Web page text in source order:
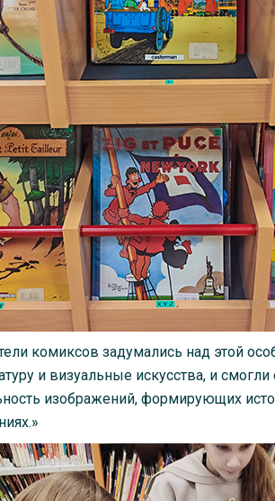
комиксов задумались над этой
и визуальные искусства, и
изображений, формирующих